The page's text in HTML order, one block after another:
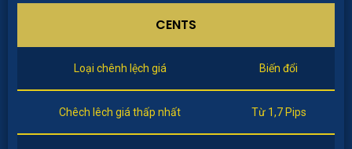
CENTS
Loại chênh lệch giá Biến đổi
Chêch lêch giá thấp nhất Từ 1,7 Pips